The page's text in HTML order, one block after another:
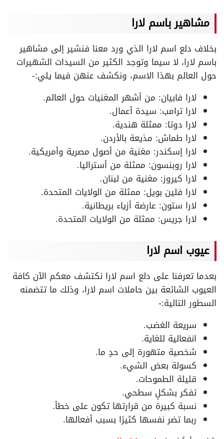
مشاهير باسم لارا
بخلاف دلع اسم لارا الذي ورد معنا فنشير إلى مشاهير
باسم لارا، لا سيما وتوجد الكثير من السيدات الشهيرات
حول العالم بهذا الاسم، ونكشف عنهن فيما يلي:-
لارا فابيان: من أشهر المغنيات حول العالم.
لارا ترامب: سيدة أعمال.
لارا دوتا: ممثلة هندية.
لارا طماش: مذيعة بالأردن.
لارا إسكندر: مغنية من أصول مصرية وأمريكية.
لارا روبنسون: ممثلة من أستراليا.
لارا كيروز: مغنية من لبنان.
لارا فلين بويل: ممثلة من الولايات المتحدة.
لارا ستون: عارضة أزياء بريطانية.
لارا جريس: ممثلة من الولايات المتحدة.
عيوب اسم لارا
بعدما تعرفنا على دلع اسم لارا نكتشف معكم الآن كافة
العيوب الشائعة بين حاملات اسم لارا، وذلك ما تتضمنه
السطور التالية:-
سريعة الغضب.
انفعالية للغاية.
شخصية متهورة إلى حدٍ ما.
كسولة بعض الشيء.
قليلة الطموحات.
تفكر بشكلٍ سطحي.
نسبة كبيرة من قرارتها تكون على خطأ.
ربما تضر نفسها كثيرًا بسبب أفعالها.